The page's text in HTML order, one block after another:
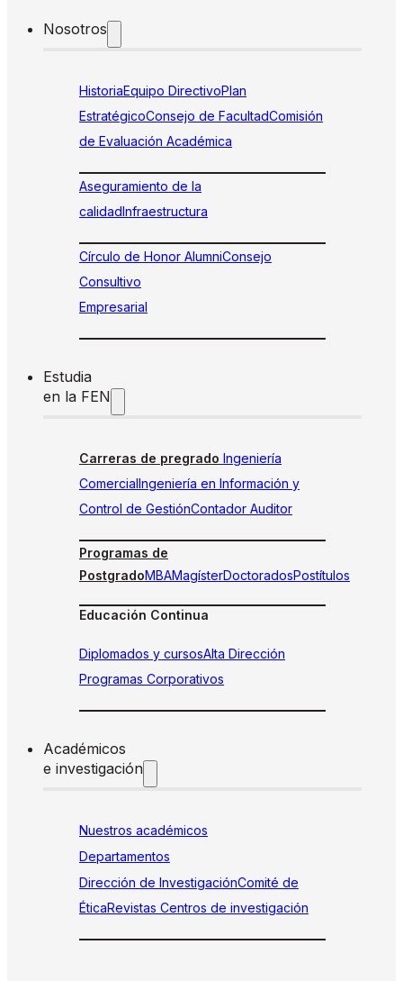
Nosotros
HistoriaEquipo DirectivoPlan
EstratégicoConsejo de FacultadComisión
de Evaluación Académica
Aseguramiento de la
calidadInfraestructura
Círculo de Honor AlumniConsejo
Consultivo
Empresarial
Estudia
en la FEN
Carreras de pregrado Ingeniería
ComercialIngeniería en Información y
Control de GestiónContador Auditor
Programas de
PostgradoMBAMagísterDoctoradosPostítulos
Educación Continua
Diplomados y cursosAlta Dirección
Programas Corporativos
Académicos
e investigación
Nuestros académicos
Departamentos
Dirección de InvestigaciónComité de
ÉticaRevistas Centros de investigación